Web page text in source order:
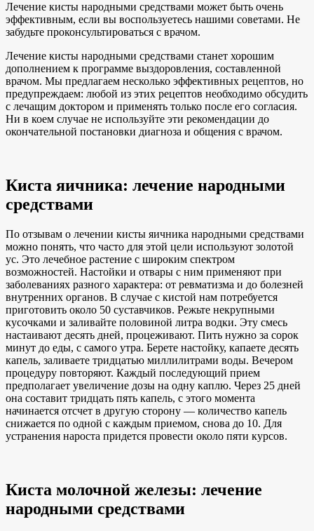
Лечение кисты народными средствами может быть очень
эффективным, если вы воспользуетесь нашими советами. Не
забудьте проконсультироваться с врачом.
Лечение кисты народными средствами станет хорошим
дополнением к программе выздоровления, составленной
врачом. Мы предлагаем несколько эффективных рецептов, но
предупреждаем: любой из этих рецептов необходимо обсудить
с лечащим доктором и применять только после его согласия.
Ни в коем случае не используйте эти рекомендации до
окончательной постановки диагноза и общения с врачом.
Киста яичника: лечение народными
средствами
По отзывам о лечении кисты яичника народными средствами
можно понять, что часто для этой цели используют золотой
ус. Это лечебное растение с широким спектром
возможностей. Настойки и отвары с ним применяют при
заболеваниях разного характера: от ревматизма и до болезней
внутренних органов. В случае с кистой нам потребуется
приготовить около 50 суставчиков. Режьте некрупными
кусочками и заливайте половиной литра водки. Эту смесь
настаивают десять дней, процеживают. Пить нужно за сорок
минут до еды, с самого утра. Берете настойку, капаете десять
капель, заливаете тридцатью миллилитрами воды. Вечером
процедуру повторяют. Каждый последующий прием
предполагает увеличение дозы на одну каплю. Через 25 дней
она составит тридцать пять капель, с этого момента
начинается отсчет в другую сторону — количество капель
снижается по одной с каждым приемом, снова до 10. Для
устранения нароста придется провести около пяти курсов.
Киста молочной железы: лечение
народными средствами